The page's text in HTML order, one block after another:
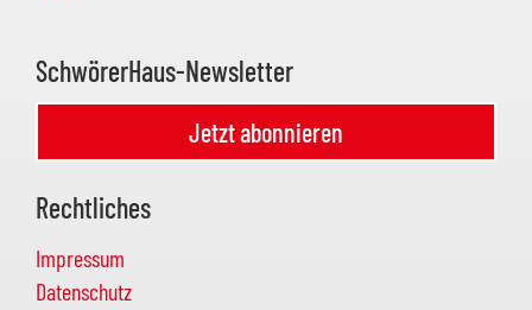
SchwörerHaus-Newsletter
Jetzt abonnieren
Rechtliches
Impressum
Datenschutz